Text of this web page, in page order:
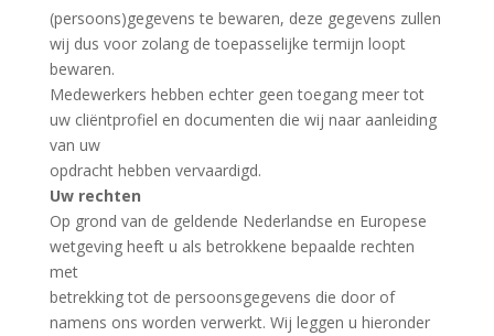
(persoons)gegevens te bewaren, deze gegevens zullen
wij dus voor zolang de toepasselijke termijn loopt
bewaren.
Medewerkers hebben echter geen toegang meer tot
uw cliëntprofiel en documenten die wij naar aanleiding
van uw
opdracht hebben vervaardigd.
Uw rechten
Op grond van de geldende Nederlandse en Europese
wetgeving heeft u als betrokkene bepaalde rechten
met
betrekking tot de persoonsgegevens die door of
namens ons worden verwerkt. Wij leggen u hieronder